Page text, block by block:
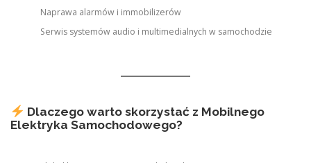
Naprawa alarmów i immobilizerów
Serwis systemów audio i multimedialnych w samochodzie
Dlaczego warto skorzystać z Mobilnego
Elektryka Samochodowego?